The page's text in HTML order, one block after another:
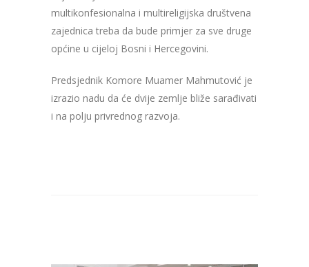
multikonfesionalna i multireligijska društvena
zajednica treba da bude primjer za sve druge
općine u cijeloj Bosni i Hercegovini.
Predsjednik Komore Muamer Mahmutović je
izrazio nadu da će dvije zemlje bliže sarađivati
i na polju privrednog razvoja.